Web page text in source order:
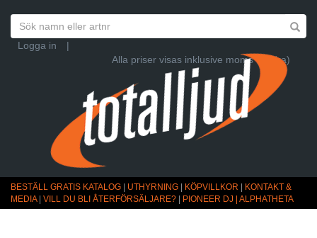
Logga in
|
Alla priser visas inklusive moms (Ändra)
BESTÄLL GRATIS KATALOG UTHYRNING KÖPVILLKOR
KONTAKT &
MEDIA| VILL DU BLI ÅTERFÖRSÄLJARE? PIONEER DJ | ALPHATHETA